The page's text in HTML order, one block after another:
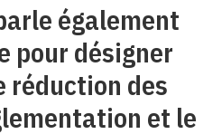
également
pour désigner
réduction des
et le